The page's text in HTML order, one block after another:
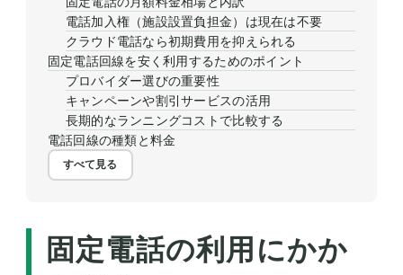
電話加入権（施設設置負担金）は現在は不要
クラウド電話なら初期費用を抑えられる
固定電話回線を安く利用するためのポイント
プロバイダー選びの重要性
キャンペーンや割引サービスの活用
長期的なランニングコストで比較する
電話回線の種類と料金
すべて見る
固定電話の利用にかか